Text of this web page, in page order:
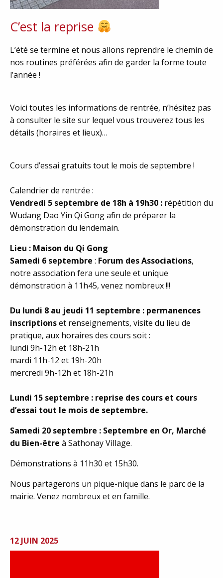
C’est la reprise
L’été se termine et nous allons reprendre le chemin de
nos routines préférées afin de garder la forme toute
l’année !
Voici toutes les informations de rentrée, n’hésitez pas
à consulter le site sur lequel vous trouverez tous les
détails (horaires et lieux)…
Cours d’essai gratuits tout le mois de septembre !
Calendrier de rentrée :
Vendredi 5 septembre de 18h à 19h30 : répétition du
Wudang Dao Yin Qi Gong afin de préparer la
démonstration du lendemain.
Lieu : Maison du Qi Gong
Samedi 6 septembre : Forum des Associations,
notre association fera une seule et unique
démonstration à 11h45, venez nombreux !!!
Du lundi 8 au jeudi 11 septembre : permanences
inscriptionset renseignements, visite du lieu de
pratique, aux horaires des cours soit :
lundi 9h-12h et 18h-21h
mardi 11h-12 et 19h-20h
mercredi 9h-12h et 18h-21h
Lundi 15 septembre : reprise des cours et cours
d’essai tout le mois de septembre.
Samedi 20 septembre : Septembre en Or, Marché
du Bien-être à Sathonay Village.
Démonstrations à 11h30 et 15h30.
Nous partagerons un pique-nique dans le parc de la
mairie. Venez nombreux et en famille.
12 JUIN 2025